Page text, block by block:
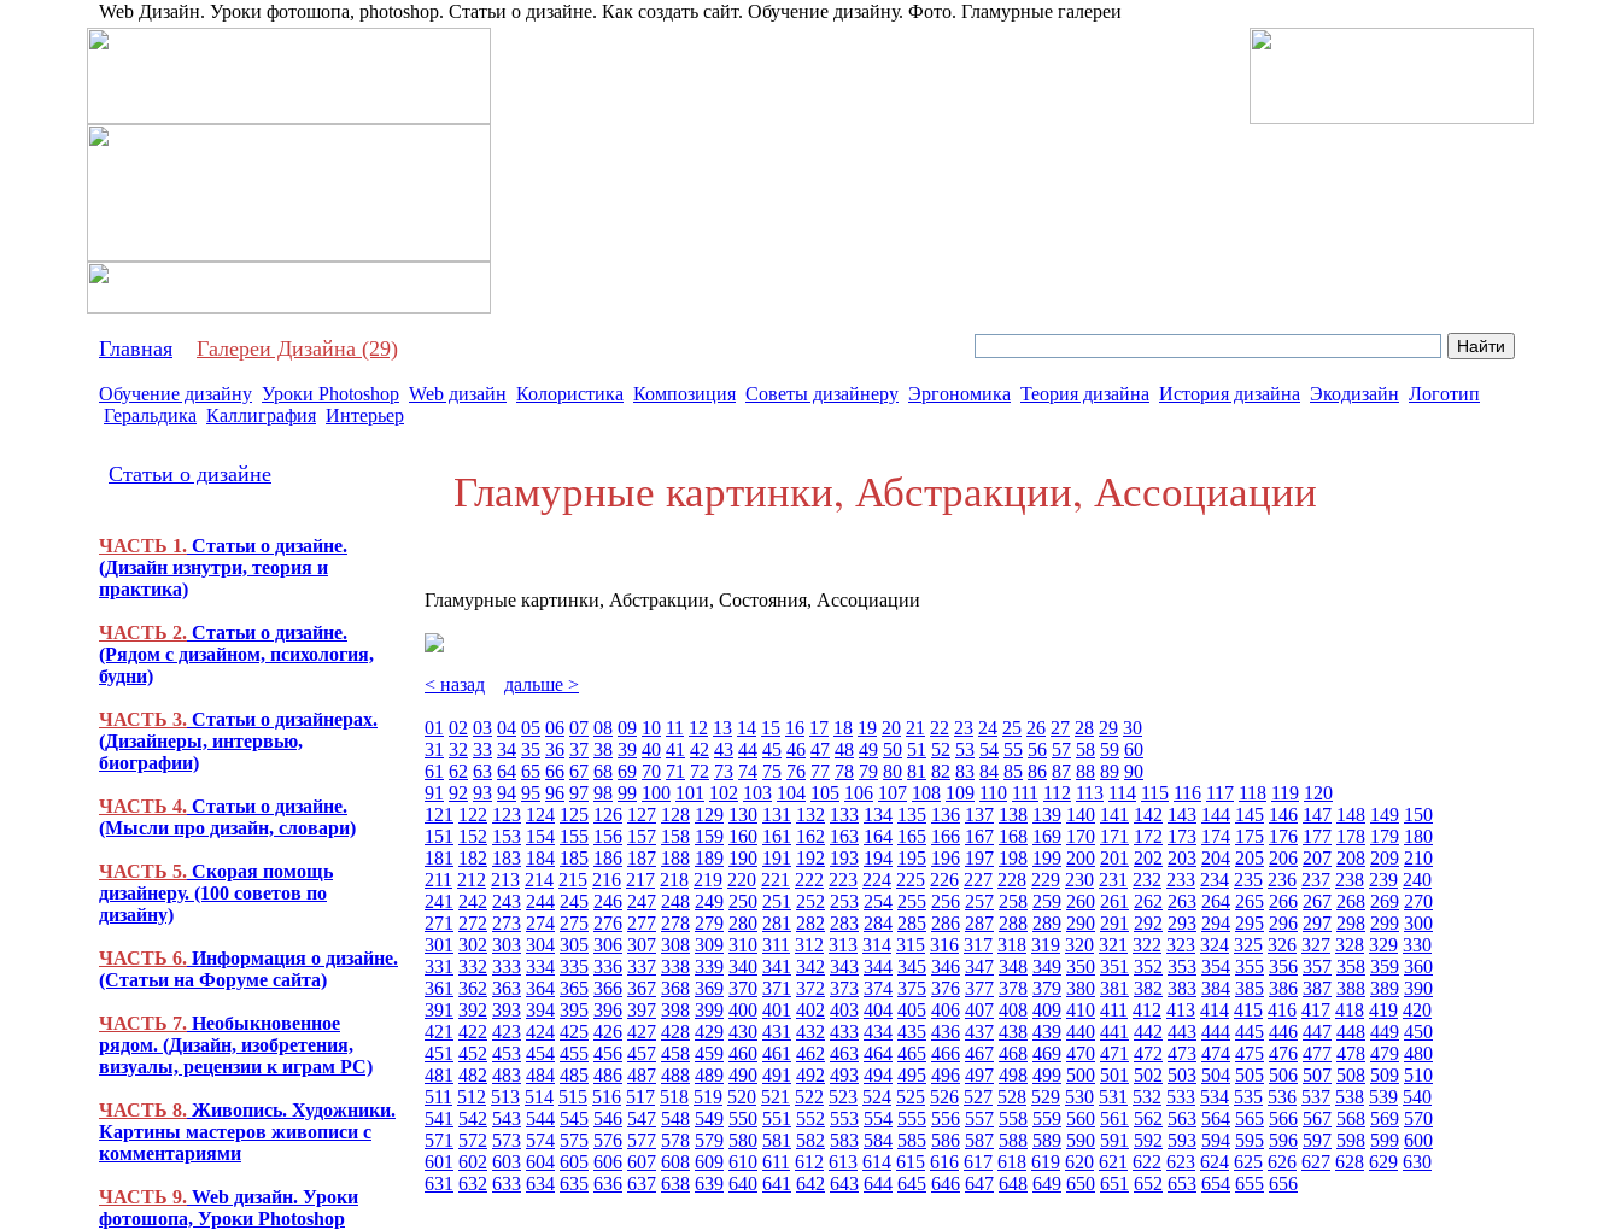
Web Дизайн. Уроки фотошопа, photoshop. Статьи о дизайне. Как создать сайт. Обучение дизайну. Фото. Гламурные галереи
Главная Галереи Дизайна (29)
Обучение дизайну Уроки Photoshop Web дизайн Колористика Композиция Советы дизайнеру Эргономика Теория дизайна История дизайна Экодизайн Логотип
Геральдика Каллиграфия Интерьер
Статьи о дизайне
ЧАСТЬ 1. Статьи о дизайне.
(Дизайн изнутри, теория и
практика)
ЧАСТЬ 2. Статьи о дизайне.
(Рядом с дизайном, психология,
будни)
ЧАСТЬ 3. Статьи о дизайнерах.
(Дизайнеры, интервью,
биографии)
ЧАСТЬ 4. Статьи о дизайне.
(Мысли про дизайн, словари)
ЧАСТЬ 5. Скорая помощь
дизайнеру. (100 советов по
дизайну)
ЧАСТЬ 6. Информация о дизайне.
(Статьи на Форуме сайта)
ЧАСТЬ 7. Необыкновенное
рядом. (Дизайн, изобретения,
визуалы, рецензии к играм PC)
ЧАСТЬ 8. Живопись. Художники.
Картины мастеров живописи с
комментариями
ЧАСТЬ 9. Web дизайн. Уроки
фотошопа, Уроки Photoshop
Гламурные картинки, Абстракции, Ассоциации
Гламурные картинки, Абстракции, Состояния, Ассоциации
< назад дальше >
01 02 03 04 05 06 07 08 09 10 11 12 13 14 15 16 17 18 19 20 21 22 23 24 25 26 27 28 29 30
31 32 33 34 35 36 37 38 39 40 41 42 43 44 45 46 47 48 49 50 51 52 53 54 55 56 57 58 59 60
61 62 63 64 65 66 67 68 69 70 71 72 73 74 75 76 77 78 79 80 81 82 83 84 85 86 87 88 89 90
91 92 93 94 95 96 97 98 99 100 101 102 103 104 105 106 107 108 109 110 111 112 113 114 115 116 117 118 119 120
121 122 123 124 125 126 127 128 129 130 131 132 133 134 135 136 137 138 139 140 141 142 143 144 145 146 147 148 149 150
151 152 153 154 155 156 157 158 159 160 161 162 163 164 165 166 167 168 169 170 171 172 173 174 175 176 177 178 179 180
181 182 183 184 185 186 187 188 189 190 191 192 193 194 195 196 197 198 199 200 201 202 203 204 205 206 207 208 209 210
211 212 213 214 215 216 217 218 219 220 221 222 223 224 225 226 227 228 229 230 231 232 233 234 235 236 237 238 239 240
241 242 243 244 245 246 247 248 249 250 251 252 253 254 255 256 257 258 259 260 261 262 263 264 265 266 267 268 269 270
271 272 273 274 275 276 277 278 279 280 281 282 283 284 285 286 287 288 289 290 291 292 293 294 295 296 297 298 299 300
301 302 303 304 305 306 307 308 309 310 311 312 313 314 315 316 317 318 319 320 321 322 323 324 325 326 327 328 329 330
331 332 333 334 335 336 337 338 339 340 341 342 343 344 345 346 347 348 349 350 351 352 353 354 355 356 357 358 359 360
361 362 363 364 365 366 367 368 369 370 371 372 373 374 375 376 377 378 379 380 381 382 383 384 385 386 387 388 389 390
391 392 393 394 395 396 397 398 399 400 401 402 403 404 405 406 407 408 409 410 411 412 413 414 415 416 417 418 419 420
421 422 423 424 425 426 427 428 429 430 431 432 433 434 435 436 437 438 439 440 441 442 443 444 445 446 447 448 449 450
451 452 453 454 455 456 457 458 459 460 461 462 463 464 465 466 467 468 469 470 471 472 473 474 475 476 477 478 479 480
481 482 483 484 485 486 487 488 489 490 491 492 493 494 495 496 497 498 499 500 501 502 503 504 505 506 507 508 509 510
511 512 513 514 515 516 517 518 519 520 521 522 523 524 525 526 527 528 529 530 531 532 533 534 535 536 537 538 539 540
541 542 543 544 545 546 547 548 549 550 551 552 553 554 555 556 557 558 559 560 561 562 563 564 565 566 567 568 569 570
571 572 573 574 575 576 577 578 579 580 581 582 583 584 585 586 587 588 589 590 591 592 593 594 595 596 597 598 599 600
601 602 603 604 605 606 607 608 609 610 611 612 613 614 615 616 617 618 619 620 621 622 623 624 625 626 627 628 629 630
631 632 633 634 635 636 637 638 639 640 641 642 643 644 645 646 647 648 649 650 651 652 653 654 655 656